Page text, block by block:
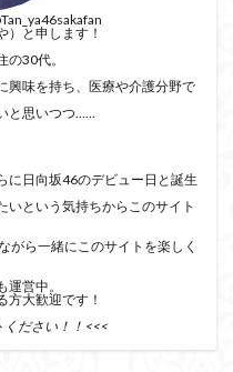
）と申します！
30代。
興味を持ち、医療や介護分野で
と思いつつ……
に日向坂46のデビュー日と誕生
いという気持ちからこのサイト
がら一緒にこのサイトを楽しく
営中。
方大歓迎です！
ください！！<<<